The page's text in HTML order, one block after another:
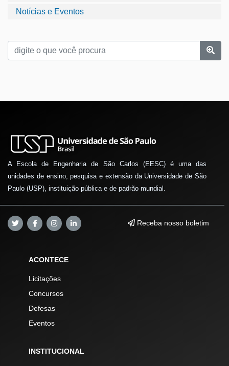
Notícias e Eventos
A Escola de Engenharia de São Carlos (EESC) é uma das
unidades de ensino, pesquisa e extensão da Universidade de São
Paulo (USP), instituição pública e de padrão mundial.
Receba nosso boletim
ACONTECE
Licitações
Concursos
Defesas
Eventos
INSTITUCIONAL